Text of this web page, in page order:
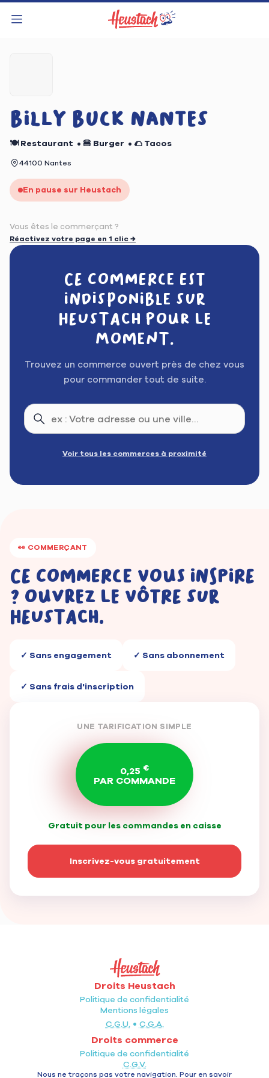
BILLY BUCK NANTES
🍽️ Restaurant • 🍔 Burger • 🌮 Tacos
44100 Nantes
En pause sur Heustach
Vous êtes le commerçant ?
Réactivez votre page en 1 clic →
Ce commerce est
indisponible sur
Heustach pour le
moment.
Trouvez un commerce ouvert près de chez vous
pour commander tout de suite.
Voir tous les commerces à proximité
👀 COMMERÇANT
Ce commerce vous inspire
? Ouvrez le vôtre sur
Heustach.
✓ Sans engagement ✓ Sans abonnement
✓ Sans frais d'inscription
UNE TARIFICATION SIMPLE
0,25 €
PAR COMMANDE
Gratuit pour les commandes en caisse
Inscrivez-vous gratuitement
Droits Heustach
Politique de confidentialité
Mentions légales
C.G.U. • C.G.A.
Droits commerce
Politique de confidentialité
C.G.V.
Nous ne traçons pas votre navigation. Pour en savoir